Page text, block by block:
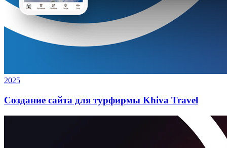
2025
Создание сайта для турфирмы Khiva Travel